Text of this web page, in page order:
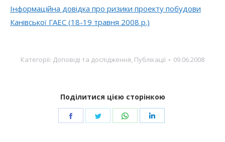
Інформаційна довідка про ризики проекту побудови
Канівської ГАЕС (18-19 травня 2008 р.)
Категорії: Доповіді та дослідження, Публікації 09.06.2008
Поділитися цією сторінкою
Share
Share
Share